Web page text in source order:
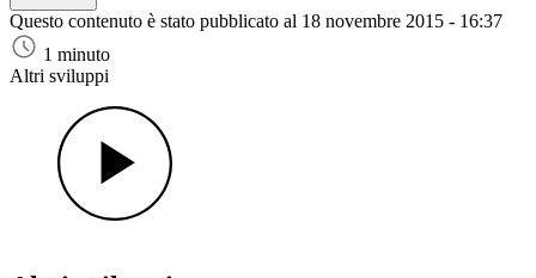
Questo contenuto è stato pubblicato al 18 novembre 2015 - 16:37
1 minuto
Altri sviluppi